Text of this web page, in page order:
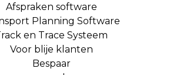
Afspraken software
Planning Software
en Trace Systeem
Voor blije klanten
Bespaar